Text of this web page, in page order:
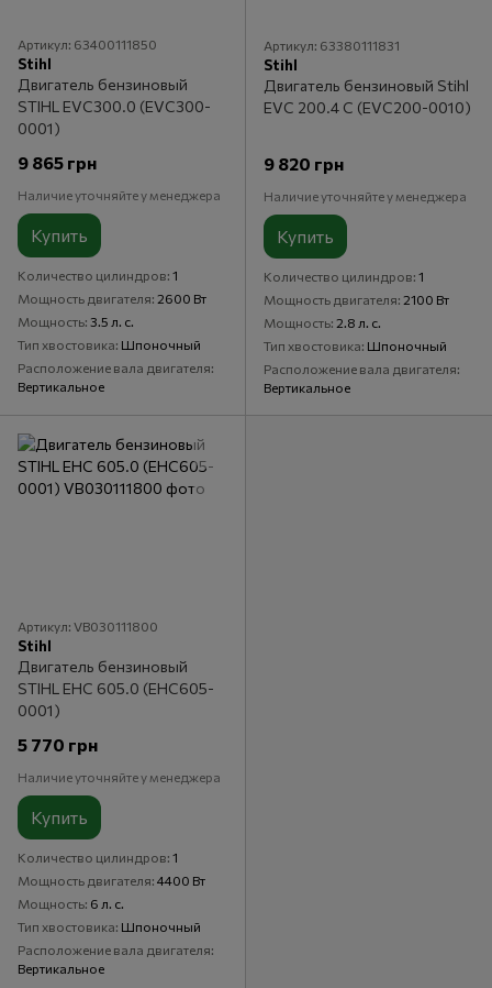
Артикул: 63400111850
Stihl
Двигатель бензиновый
STIHL EVC300.0 (EVC300-
0001)
9 865 грн
Наличие уточняйте у менеджера
Купить
Количество цилиндров 1
Мощность двигателя 2600 Вт
Мощность 3.5 л. с.
Тип хвостовика Шпоночный
Расположение вала двигателя
Вертикальное
Артикул: 63380111831
Stihl
Двигатель бензиновый Stihl
EVC 200.4 C (EVC200-0010)
9 820 грн
Наличие уточняйте у менеджера
Купить
Количество цилиндров 1
Мощность двигателя 2100 Вт
Мощность 2.8 л. с.
Тип хвостовика Шпоночный
Расположение вала двигателя
Вертикальное
Артикул: VB030111800
Stihl
Двигатель бензиновый
STIHL EHC 605.0 (EHC605-
0001)
5 770 грн
Наличие уточняйте у менеджера
Купить
Количество цилиндров 1
Мощность двигателя 4400 Вт
Мощность 6 л. с.
Тип хвостовика Шпоночный
Расположение вала двигателя
Вертикальное